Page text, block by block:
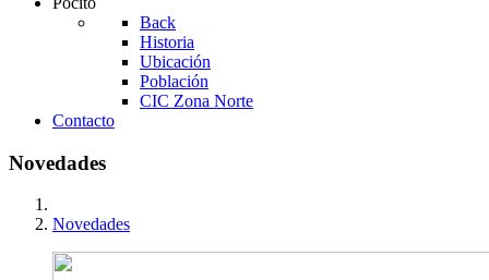
Back
Historia
Ubicación
Población
CIC Zona Norte
Contacto
Novedades
Novedades